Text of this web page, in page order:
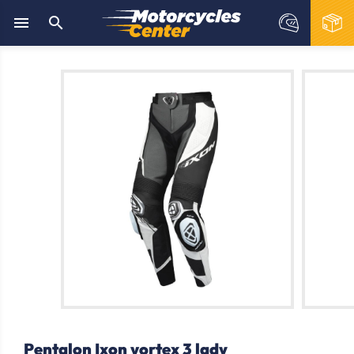
 
Pentalon Ixon vortex 3 lady